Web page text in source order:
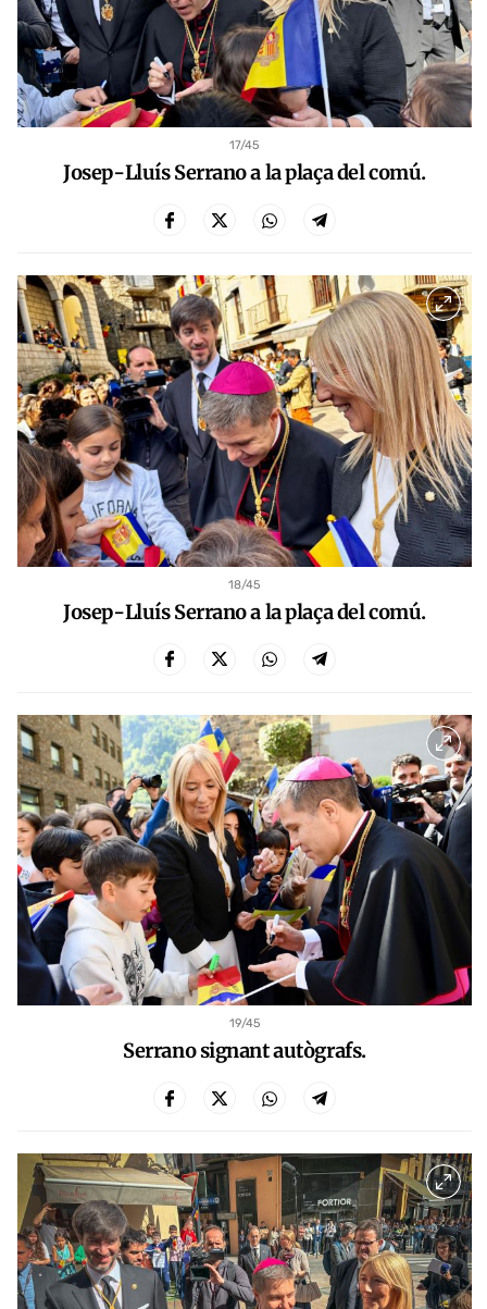
17/45
Josep-Lluís Serrano a la plaça del comú.
18/45
Josep-Lluís Serrano a la plaça del comú.
19/45
Serrano signant autògrafs.